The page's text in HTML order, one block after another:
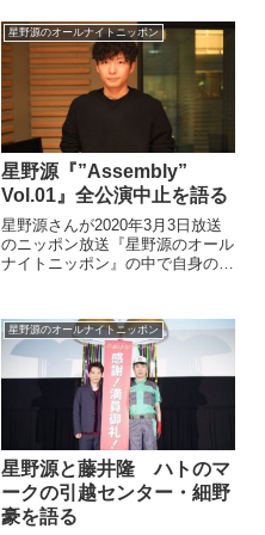
いてトーク。初披露された新垣結
衣さんとのリモート恋ダンスなど
について話していました。（星野
源）さあ、この話をいたし...
星野源のオールナイトニッポン
星野源『”Assembly”
Vol.01』全公演中止を語る
星野源さんが2020年3月3日放送
のニッポン放送『星野源のオール
ナイトニッポン』の中で自身のイ
ていました。今夜の #星野源ANN
ではレギュラーコーナーを始め、
星野...
星野源のオールナイトニッポン
星野源と藤井隆 ハトのマ
ークの引越センター・細野
豪を語る